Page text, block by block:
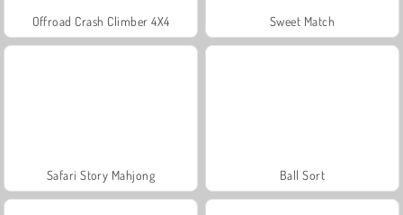
Offroad Crash Climber 4X4 Sweet Match
Safari Story Mahjong Ball Sort